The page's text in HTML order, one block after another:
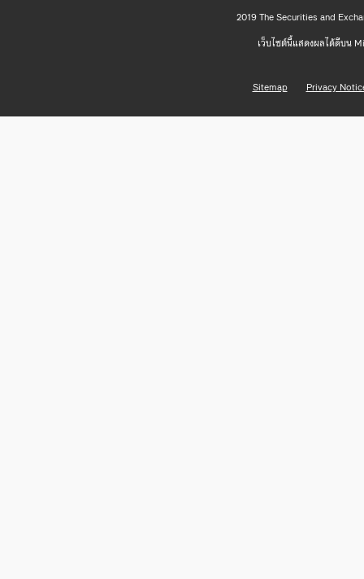
2019 The Securities and
เว็บไซต์นี้แสดงผลได้ดีบน
Sitemap Privacy